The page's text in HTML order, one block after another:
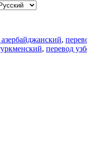
,
, перевод